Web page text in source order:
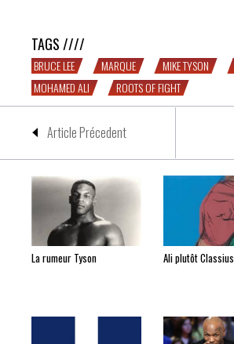
TAGS ////
BRUCE LEE MARQUE MIKE TYSON
MOHAMED ALI
ROOTS OF FIGHT
Article Précedent
La rumeur Tyson Ali plutôt Classius